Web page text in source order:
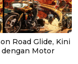
Road Glide, Kini
dengan Motor